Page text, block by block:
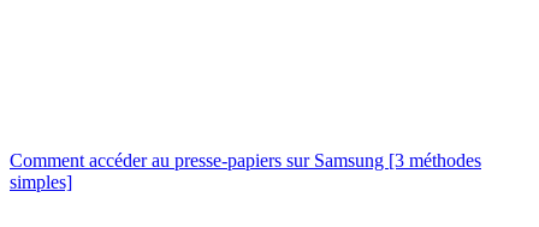
Comment accéder au presse-papiers sur Samsung [3 méthodes
simples]